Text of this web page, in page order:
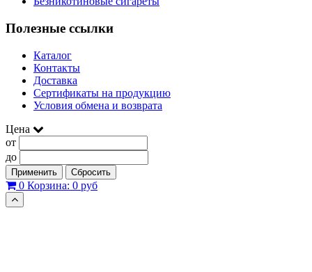
Полезные ссылки
Каталог
Контакты
Доставка
Сертификаты на продукцию
Условия обмена и возврата
Цена
от
до
Применить Сбросить
0 Корзина: 0 руб